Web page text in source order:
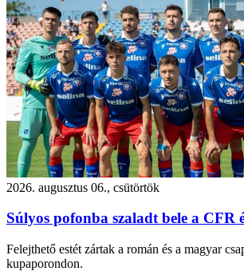
2026. augusztus 06., csütörtök
Súlyos pofonba szaladt bele a CFR
Felejthető estét zártak a román és a magyar
kupaporondon.